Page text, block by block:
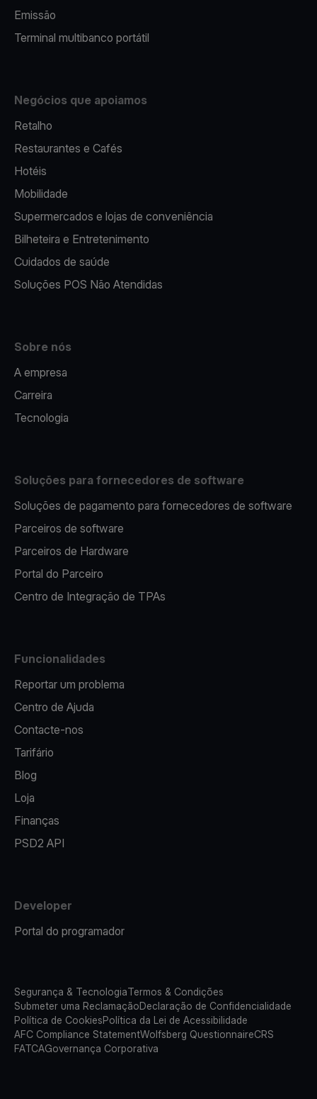
Emissão
Terminal multibanco portátil
Negócios que apoiamos
Retalho
Restaurantes e Cafés
Hotéis
Mobilidade
Supermercados e lojas de conveniência
Bilheteira e Entretenimento
Cuidados de saúde
Soluções POS Não Atendidas
Sobre nós
A empresa
Carreira
Tecnologia
Soluções para fornecedores de software
Soluções de pagamento para fornecedores de software
Parceiros de software
Parceiros de Hardware
Portal do Parceiro
Centro de Integração de TPAs
Funcionalidades
Reportar um problema
Centro de Ajuda
Contacte-nos
Tarifário
Blog
Loja
Finanças
PSD2 API
Developer
Portal do programador
Segurança & TecnologiaTermos & Condições
Submeter uma ReclamaçãoDeclaração de Confidencialidade
Política de CookiesPolítica da Lei de Acessibilidade
AFC Compliance StatementWolfsberg QuestionnaireCRS
FATCAGovernança Corporativa